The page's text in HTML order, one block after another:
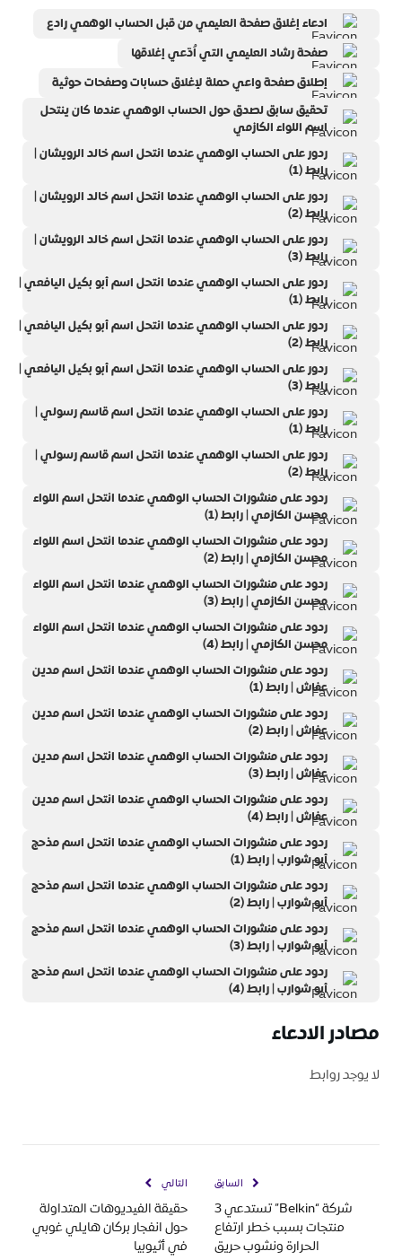
ادعاء إغلاق صفحة العليمي من قبل الحساب الوهمي رادع
صفحة رشاد العليمي التي اُدّعي إغلاقها
إطلاق صفحة واعي حملة لإغلاق حسابات وصفحات حوثية
تحقيق سابق لصدق حول الحساب الوهمي عندما كان ينتحل
اسم اللواء الكازمي
ردور على الحساب الوهمي عندما انتحل اسم خالد الرويشان |
رابط (1)
ردور على الحساب الوهمي عندما انتحل اسم خالد الرويشان |
رابط (2)
ردور على الحساب الوهمي عندما انتحل اسم خالد الرويشان |
رابط (3)
ردور على الحساب الوهمي عندما انتحل اسم أبو بكيل اليافعي |
رابط (1)
ردور على الحساب الوهمي عندما انتحل اسم أبو بكيل اليافعي |
رابط (2)
ردور على الحساب الوهمي عندما انتحل اسم أبو بكيل اليافعي |
رابط (3)
ردور على الحساب الوهمي عندما انتحل اسم قاسم رسولي |
رابط (1)
ردور على الحساب الوهمي عندما انتحل اسم قاسم رسولي |
رابط (2)
ردود على منشورات الحساب الوهمي عندما انتحل اسم اللواء
محسن الكازمي | رابط (1)
ردود على منشورات الحساب الوهمي عندما انتحل اسم اللواء
محسن الكازمي | رابط (2)
ردود على منشورات الحساب الوهمي عندما انتحل اسم اللواء
محسن الكازمي | رابط (3)
ردود على منشورات الحساب الوهمي عندما انتحل اسم اللواء
محسن الكازمي | رابط (4)
ردود على منشورات الحساب الوهمي عندما انتحل اسم مدين
عفاش | رابط (1)
ردود على منشورات الحساب الوهمي عندما انتحل اسم مدين
عفاش | رابط (2)
ردود على منشورات الحساب الوهمي عندما انتحل اسم مدين
عفاش | رابط (3)
ردود على منشورات الحساب الوهمي عندما انتحل اسم مدين
عفاش | رابط (4)
ردود على منشورات الحساب الوهمي عندما انتحل اسم مذحج
أبو شوارب | رابط (1)
ردود على منشورات الحساب الوهمي عندما انتحل اسم مذحج
أبو شوارب | رابط (2)
ردود على منشورات الحساب الوهمي عندما انتحل اسم مذحج
أبو شوارب | رابط (3)
ردود على منشورات الحساب الوهمي عندما انتحل اسم مذحج
أبو شوارب | رابط (4)
مصادر الادعاء
لا يوجد روابط
السابق
شركة “Belkin” تستدعي 3
منتجات بسبب خطر ارتفاع
الحرارة ونشوب حريق
التالي
حقيقة الفيديوهات المتداولة
حول انفجار بركان هايلي غوبي
في أثيوبيا